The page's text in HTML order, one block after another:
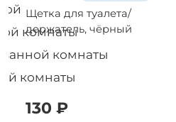
комнаты
комнаты
комнаты
Щетка для туалета/
держатель, чёрный
130 ₽